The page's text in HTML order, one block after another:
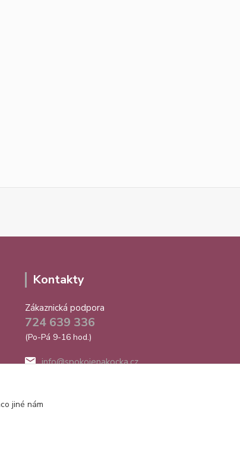
Kontakty
Zákaznická podpora
724 639 336
(Po-Pá 9-16 hod.)
info@spokojenakocka.cz
jiné nám